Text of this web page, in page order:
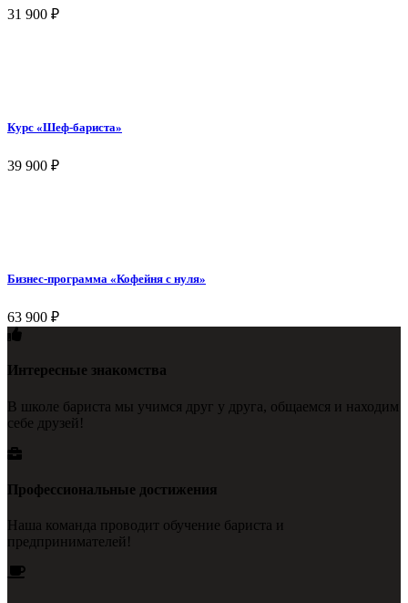
31 900 ₽
Курс «Шеф-бариста»
39 900 ₽
Бизнес-программа «Кофейня с нуля»
63 900 ₽
Интересные знакомства
В школе бариста мы учимся друг у друга, общаемся и находим
себе друзей!
Профессиональные достижения
Наша команда проводит обучение бариста и
предпринимателей!